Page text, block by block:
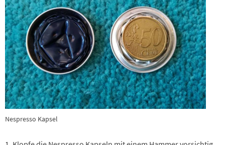
Nespresso Kapsel